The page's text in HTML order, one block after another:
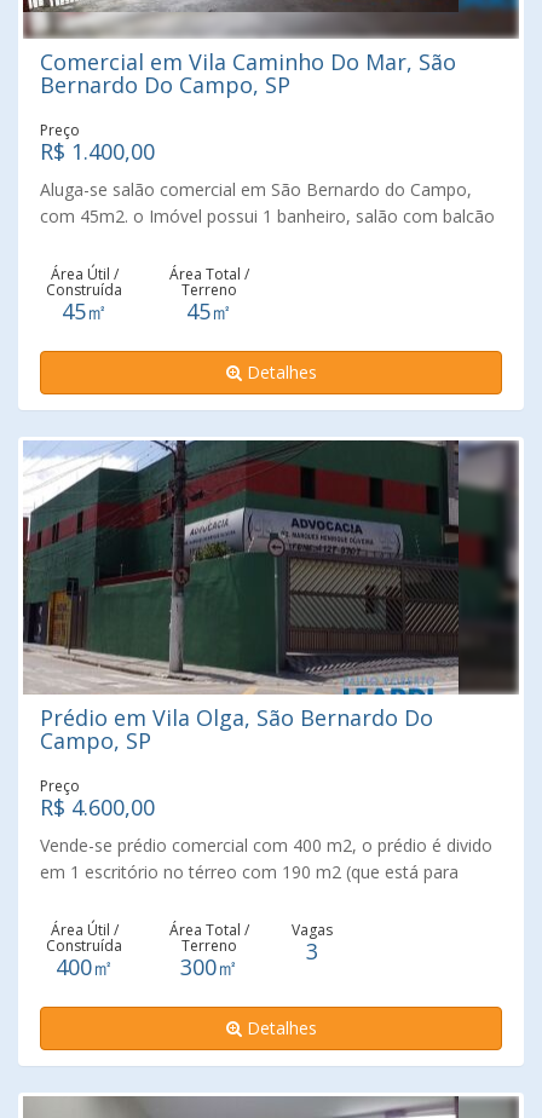
Comercial em Vila Caminho Do Mar, São
Bernardo Do Campo, SP
Preço
R$ 1.400,00
Aluga-se salão comercial em São Bernardo do Campo,
com 45m2. o Imóvel possui 1 banheiro, salão com balcão
O imóvel está com ótima localização, próximo de
academias, mercados, padarias, farmácias, hospital, entre
outros comércios locais. Fácil acesso a Avenida Caminho
do Mar, com facilidade de transporte público. E tendo
saída para a Rodovia Anchieta, tanto acesso a São Paulo,
quanto Baixada Santista. Agende já sua visita conosco.
Área Útil /
Construída
45㎡
Área Total /
Terreno
45㎡
Detalhes
Prédio em Vila Olga, São Bernardo Do
Campo, SP
Preço
R$ 4.600,00
Vende-se prédio comercial com 400 m2, o prédio é divido
em 1 escritório no térreo com 190 m2 (que está para
possui 13 salas comerciais. Ótimo para escritórios de
advocacia, dentistas, nutricionistas, administração entre
outros. Imóvel com ótima localização, próximo ao
terminal de troleibus Ferrazópolis, com acesso a vários
ônibus e saída da Rodovia Anchieta tanto para São Paulo,
como Baixada Santista. Próximo da principal rua de
lojas, mercados, farmácias, bancos, entre outros.
Área Útil /
Construída
400㎡
Área Total /
Terreno
300㎡
Vagas
3
Detalhes